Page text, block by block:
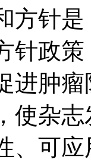
方针
针政
进肿
使杂
、可